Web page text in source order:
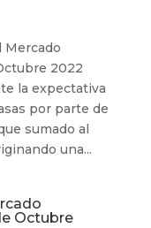
Mercado
2022
la expectativa
por parte de
sumado al
una...
Octubre